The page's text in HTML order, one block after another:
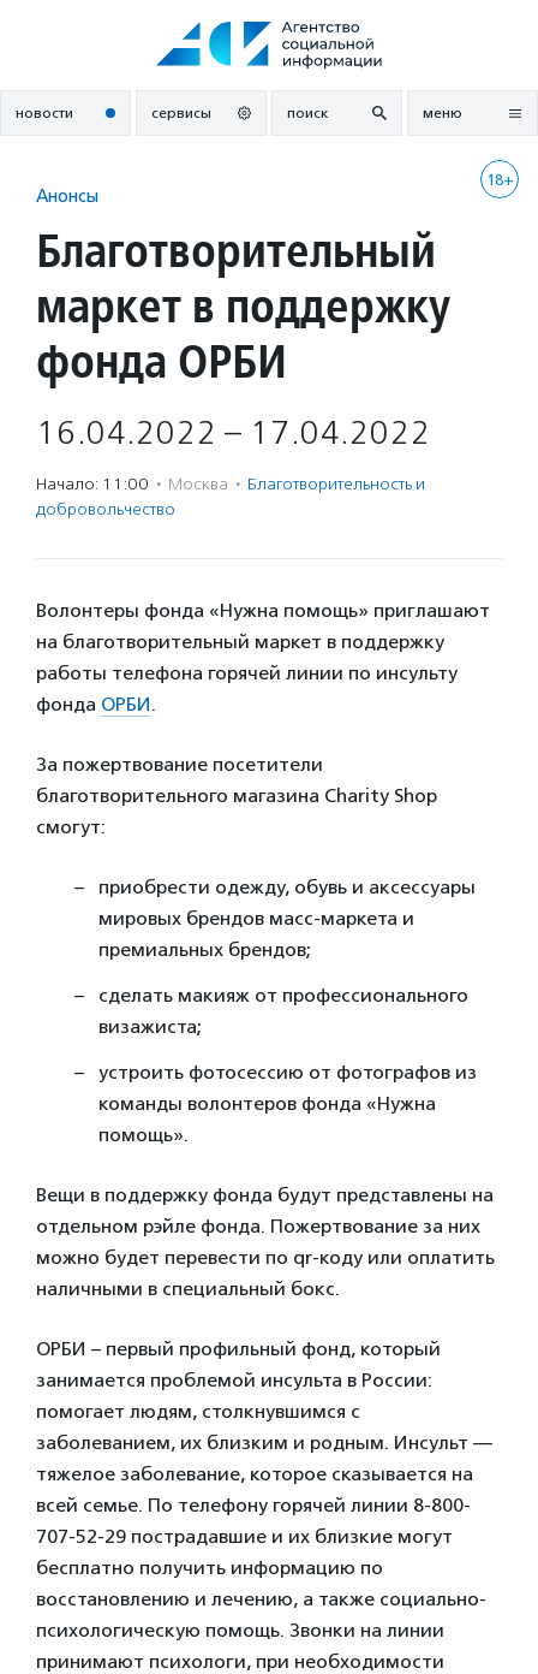
новости сервисы поиск меню
18+
Анонсы
Благотворительный
маркет в поддержку
фонда ОРБИ
16.04.2022 – 17.04.2022
Начало: 11:00 · Москва · Благотвори­тель­ность и
доброволь­чест­во
Волонтеры фонда «Нужна помощь» приглашают
на благотворительный маркет в поддержку
работы телефона горячей линии по инсульту
фонда ОРБИ.
За пожертвование посетители
благотворительного магазина Charity Shop
смогут:
приобрести одежду, обувь и аксессуары
мировых брендов масс-маркета и
премиальных брендов;
сделать макияж от профессионального
визажиста;
устроить фотосессию от фотографов из
команды волонтеров фонда «Нужна
помощь».
Вещи в поддержку фонда будут представлены на
отдельном рэйле фонда. Пожертвование за них
можно будет перевести по qr-коду или оплатить
наличными в специальный бокс.
ОРБИ – первый профильный фонд, который
занимается проблемой инсульта в России:
помогает людям, столкнувшимся с
заболеванием, их близким и родным. Инсульт —
тяжелое заболевание, которое сказывается на
всей семье. По телефону горячей линии 8-800-
707-52-29 пострадавшие и их близкие могут
бесплатно получить информацию по
восстановлению и лечению, а также социально-
психологическую помощь. Звонки на линии
принимают психологи, при необходимости